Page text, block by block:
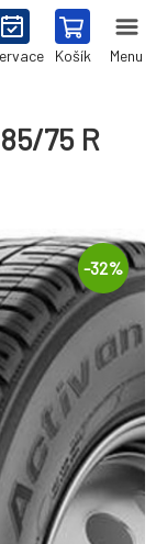
Košík Menu
75 R
-32%